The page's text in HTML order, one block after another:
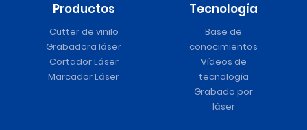
Productos
Cutter de vinilo
Grabadora láser
Cortador Láser
Marcador Láser
Tecnología
Base de
conocimientos
Vídeos de
tecnología
Grabado por
láser